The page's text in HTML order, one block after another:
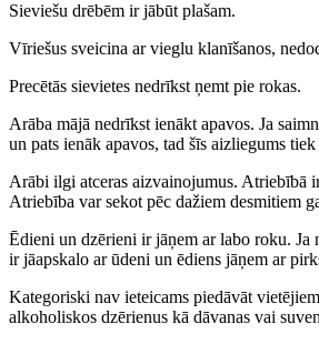
Sieviešu drēbēm ir jābūt plašam.
Vīriešus sveicina ar vieglu klanīšanos,
Precētās sievietes nedrīkst ņemt pie rokas.
Arāba mājā nedrīkst ienākt apavos. Ja
un pats ienāk apavos, tad šīs aizliegums tiek
Arābi ilgi atceras aizvainojumus. Atriebībā
Atriebība var sekot pēc dažiem desmitiem
Ēdieni un dzērieni ir jāņem ar labo roku. Ja
ir jāapskalo ar ūdeni un ēdiens jāņem ar
Kategoriski nav ieteicams piedāvāt
alkoholiskos dzērienus kā dāvanas vai